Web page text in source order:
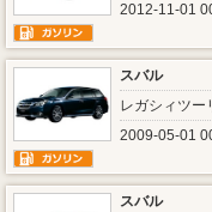
2012-11-01
スバル
レガシィツー
2009-05-01
スバル